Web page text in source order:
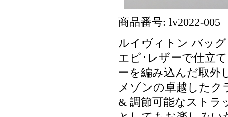
商品番号: lv2022-005
ルイヴィトン バッグ
エピ･レザーで仕立
ーを編み込んだ取外
メゾンの卓越したク
& 調節可能なストラ